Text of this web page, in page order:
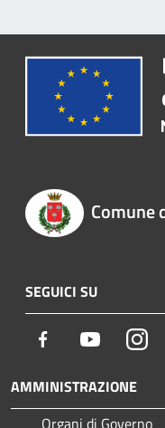
Comune
SEGUICI SU
Facebook Youtube
AMMINISTRAZIONE
Organi di Governo